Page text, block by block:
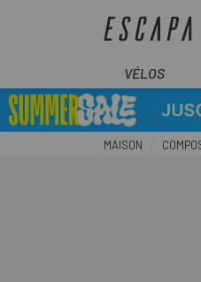
VÉLOS
MAISON